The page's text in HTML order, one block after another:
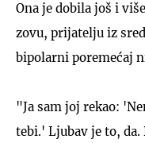
Ona je dobila još i
zovu, prijatelju iz
bipolarni poremećaj
"Ja sam joj rekao:
tebi.' Ljubav je to, da.